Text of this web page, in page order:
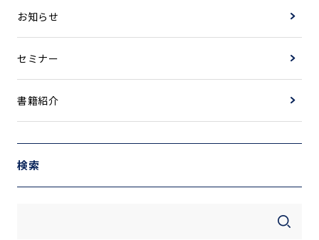
お知らせ
セミナー
書籍紹介
検索